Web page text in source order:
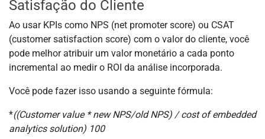
Satisfação do Cliente
Ao usar KPIs como NPS (net promoter score) ou CSAT
(customer satisfaction score) com o valor do cliente, você
pode melhor atribuir um valor monetário a cada ponto
incremental ao medir o ROI da análise incorporada.
Você pode fazer isso usando a seguinte fórmula:
*((Customer value * new NPS/old NPS) / cost of embedded
analytics solution) 100